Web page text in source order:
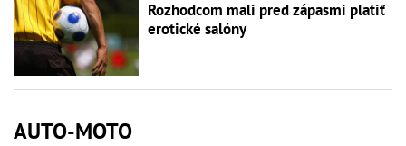
Rozhodcom mali pred zápasmi platiť
erotické salóny
AUTO-MOTO